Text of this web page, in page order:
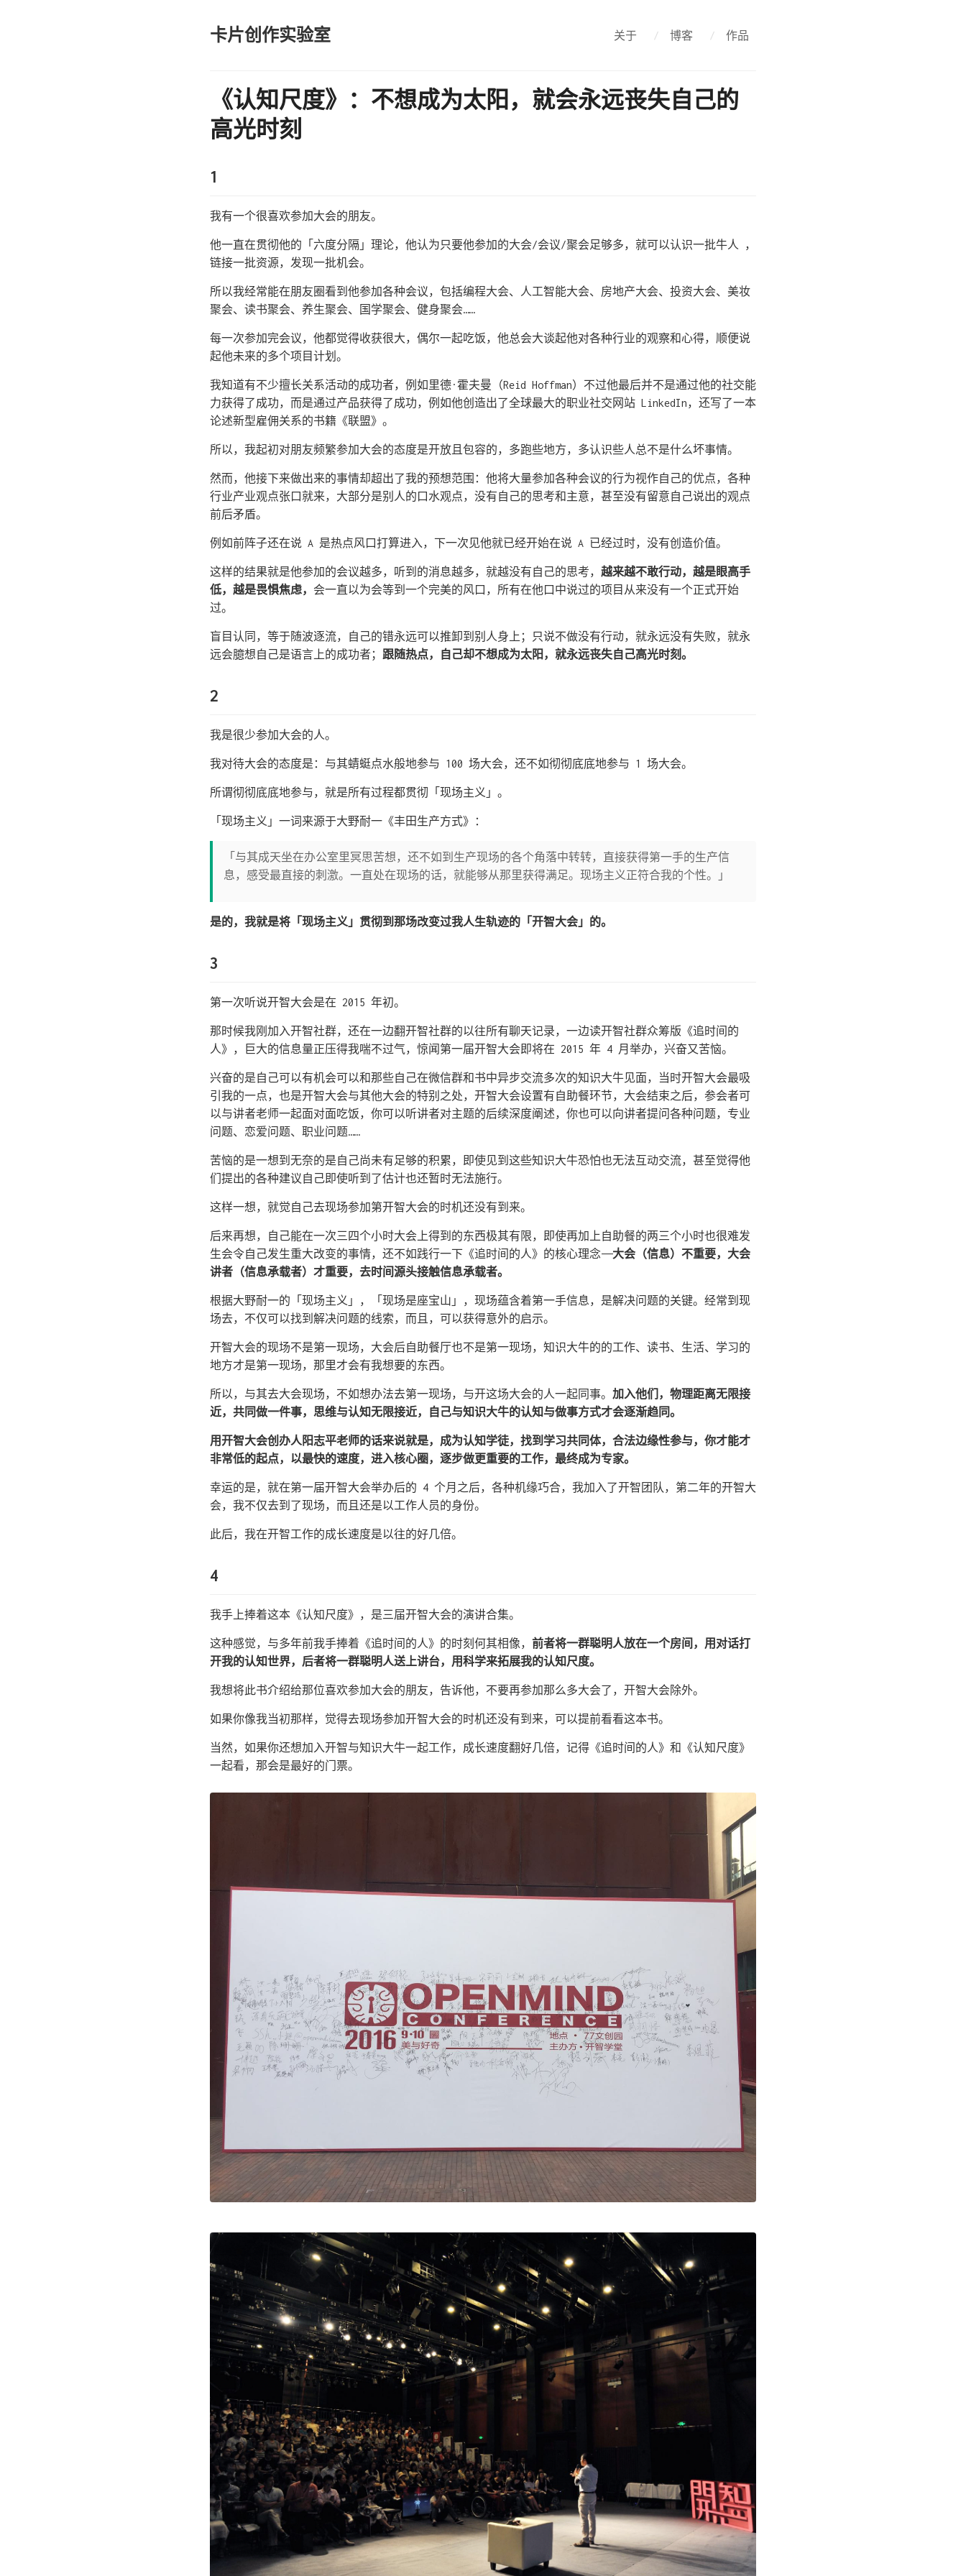
卡片创作实验室 关于 / 博客 / 作品
《认知尺度》：不想成为太阳，就会永远丧失自己的
高光时刻
1
我有一个很喜欢参加大会的朋友。
他一直在贯彻他的「六度分隔」理论，他认为只要他参加的大会/会议/聚会足够多，就可以认识一批牛人 ，
链接一批资源，发现一批机会。
所以我经常能在朋友圈看到他参加各种会议，包括编程大会、人工智能大会、房地产大会、投资大会、美妆
聚会、读书聚会、养生聚会、国学聚会、健身聚会……
每一次参加完会议，他都觉得收获很大，偶尔一起吃饭，他总会大谈起他对各种行业的观察和心得，顺便说
起他未来的多个项目计划。
我知道有不少擅长关系活动的成功者，例如里德·霍夫曼（Reid Hoffman）不过他最后并不是通过他的社交能
力获得了成功，而是通过产品获得了成功，例如他创造出了全球最大的职业社交网站 LinkedIn，还写了一本
论述新型雇佣关系的书籍《联盟》。
所以，我起初对朋友频繁参加大会的态度是开放且包容的，多跑些地方，多认识些人总不是什么坏事情。
然而，他接下来做出来的事情却超出了我的预想范围：他将大量参加各种会议的行为视作自己的优点，各种
行业产业观点张口就来，大部分是别人的口水观点，没有自己的思考和主意，甚至没有留意自己说出的观点
前后矛盾。
例如前阵子还在说 A 是热点风口打算进入，下一次见他就已经开始在说 A 已经过时，没有创造价值。
这样的结果就是他参加的会议越多，听到的消息越多，就越没有自己的思考， 越来越不敢行动，越是眼高手
低，越是畏惧焦虑， 会一直以为会等到一个完美的风口，所有在他口中说过的项目从来没有一个正式开始
过。
盲目认同，等于随波逐流，自己的错永远可以推卸到别人身上；只说不做没有行动，就永远没有失败，就永
远会臆想自己是语言上的成功者； 跟随热点，自己却不想成为太阳，就永远丧失自己高光时刻。
2
我是很少参加大会的人。
我对待大会的态度是：与其蜻蜓点水般地参与 100 场大会，还不如彻彻底底地参与 1 场大会。
所谓彻彻底底地参与，就是所有过程都贯彻「现场主义」。
「现场主义」一词来源于大野耐一《丰田生产方式》：
「与其成天坐在办公室里冥思苦想，还不如到生产现场的各个角落中转转，直接获得第一手的生产信
息，感受最直接的刺激。一直处在现场的话，就能够从那里获得满足。现场主义正符合我的个性。」
是的，我就是将「现场主义」贯彻到那场改变过我人生轨迹的「开智大会」的。
3
第一次听说开智大会是在 2015 年初。
那时候我刚加入开智社群，还在一边翻开智社群的以往所有聊天记录，一边读开智社群众筹版《追时间的
人》，巨大的信息量正压得我喘不过气，惊闻第一届开智大会即将在 2015 年 4 月举办，兴奋又苦恼。
兴奋的是自己可以有机会可以和那些自己在微信群和书中异步交流多次的知识大牛见面，当时开智大会最吸
引我的一点，也是开智大会与其他大会的特别之处，开智大会设置有自助餐环节，大会结束之后，参会者可
以与讲者老师一起面对面吃饭，你可以听讲者对主题的后续深度阐述，你也可以向讲者提问各种问题，专业
问题、恋爱问题、职业问题……
苦恼的是一想到无奈的是自己尚未有足够的积累，即使见到这些知识大牛恐怕也无法互动交流，甚至觉得他
们提出的各种建议自己即使听到了估计也还暂时无法施行。
这样一想，就觉自己去现场参加第开智大会的时机还没有到来。
后来再想，自己能在一次三四个小时大会上得到的东西极其有限，即使再加上自助餐的两三个小时也很难发
生会令自己发生重大改变的事情，还不如践行一下《追时间的人》的核心理念——大会（信息）不重要，大会
讲者（信息承载者）才重要，去时间源头接触信息承载者。
根据大野耐一的「现场主义」，「现场是座宝山」，现场蕴含着第一手信息，是解决问题的关键。经常到现
场去，不仅可以找到解决问题的线索，而且，可以获得意外的启示。
开智大会的现场不是第一现场，大会后自助餐厅也不是第一现场，知识大牛的的工作、读书、生活、学习的
地方才是第一现场，那里才会有我想要的东西。
所以，与其去大会现场，不如想办法去第一现场，与开这场大会的人一起同事。 加入他们，物理距离无限接
近，共同做一件事，思维与认知无限接近，自己与知识大牛的认知与做事方式才会逐渐趋同。
用开智大会创办人阳志平老师的话来说就是，成为认知学徒，找到学习共同体，合法边缘性参与，你才能才
非常低的起点，以最快的速度，进入核心圈，逐步做更重要的工作，最终成为专家。
幸运的是，就在第一届开智大会举办后的 4 个月之后，各种机缘巧合，我加入了开智团队，第二年的开智大
会，我不仅去到了现场，而且还是以工作人员的身份。
此后，我在开智工作的成长速度是以往的好几倍。
4
我手上捧着这本《认知尺度》，是三届开智大会的演讲合集。
这种感觉，与多年前我手捧着《追时间的人》的时刻何其相像， 前者将一群聪明人放在一个房间，用对话打
开我的认知世界，后者将一群聪明人送上讲台，用科学来拓展我的认知尺度。
我想将此书介绍给那位喜欢参加大会的朋友，告诉他，不要再参加那么多大会了，开智大会除外。
如果你像我当初那样，觉得去现场参加开智大会的时机还没有到来，可以提前看看这本书。
当然，如果你还想加入开智与知识大牛一起工作，成长速度翻好几倍，记得《追时间的人》和《认知尺度》
一起看，那会是最好的门票。